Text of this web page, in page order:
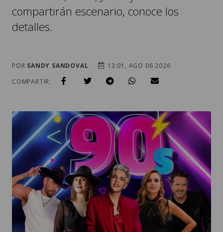
compartirán escenario, conoce los
detalles.
POR SANDY SANDOVAL
13:01, AGO 06 2026
COMPARTIR: